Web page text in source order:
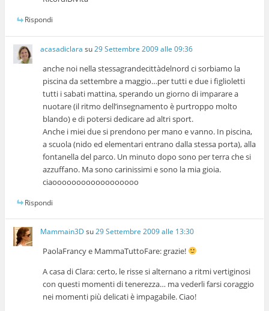
Rispondi
acasadiclara su29 Settembre 2009 alle 09:36
anche noi nella stessagrandecittàdelnord ci sorbiamo la
piscina da settembre a maggio…per tutti e due i figlioletti
tutti i sabati mattina, sperando un giorno di imparare a
nuotare (il ritmo dell’insegnamento è purtroppo molto
blando) e di potersi dedicare ad altri sport.
Anche i miei due si prendono per mano e vanno. In piscina,
a scuola (nido ed elementari entrano dalla stessa porta), alla
fontanella del parco. Un minuto dopo sono per terra che si
azzuffano. Ma sono carinissimi e sono la mia gioia.
ciaoooooooooooooooooo
Rispondi
Mammain3D su29 Settembre 2009 alle 13:30
PaolaFrancy e MammaTuttoFare: grazie!
A casa di Clara: certo, le risse si alternano a ritmi vertiginosi
con questi momenti di tenerezza… ma vederli farsi coraggio
nei momenti più delicati è impagabile. Ciao!